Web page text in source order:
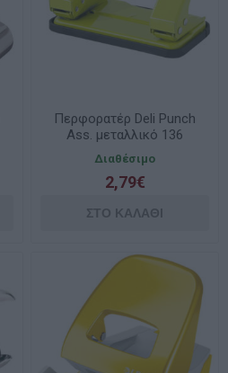
Περφορατέρ Deli Punch
Ass. μεταλλικό 136
Διαθέσιμο
2,79€